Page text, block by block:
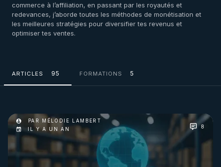
commerce à l’affiliation, en passant par les royautés et
redevances, j’aborde toutes les méthodes de monétisation et
les meilleures stratégies pour diversifier tes revenus et
optimiser tes ventes.
ARTICLES 95 FORMATIONS 5
PAR MÉLODIE LAMBERT
IL Y A UN AN
8